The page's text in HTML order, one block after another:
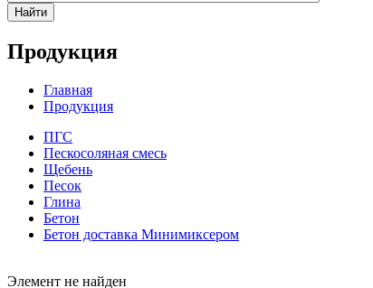
Найти
Продукция
Главная
Продукция
ПГС
Пескосоляная смесь
Щебень
Песок
Глина
Бетон
Бетон доставка Минимиксером
Элемент не найден